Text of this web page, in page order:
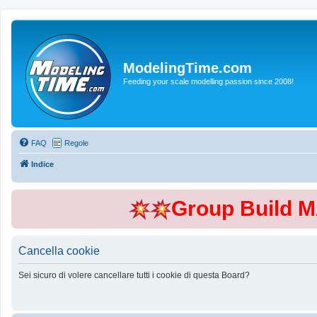
ModelingTime.com
Feeding your scale modelling passion since 2008!
FAQ Regole
Indice
Group Build
Cancella cookie
Sei sicuro di volere cancellare tutti i cookie di questa Board?